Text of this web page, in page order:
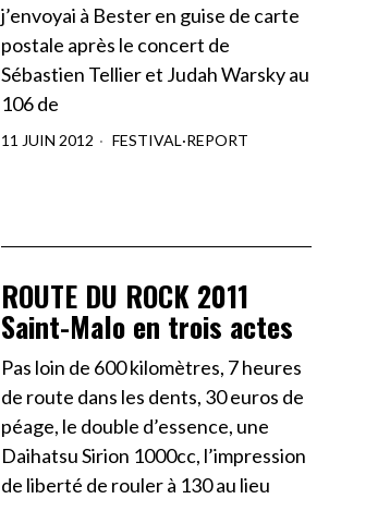
j’envoyai à Bester en guise de carte
postale après le concert de
Sébastien Tellier et Judah Warsky au
106 de
11 JUIN 2012 FESTIVAL·REPORT
ROUTE DU ROCK 2011
Saint-Malo en trois actes
Pas loin de 600 kilomètres, 7 heures
de route dans les dents, 30 euros de
péage, le double d’essence, une
Daihatsu Sirion 1000cc, l’impression
de liberté de rouler à 130 au lieu